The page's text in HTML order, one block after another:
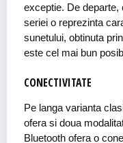
exceptie. De
seriei o reprezinta
sunetului, obtinuta
este cel mai bun
CONECTIVITATE
Pe langa varianta
ofera si doua
Bluetooth ofera o